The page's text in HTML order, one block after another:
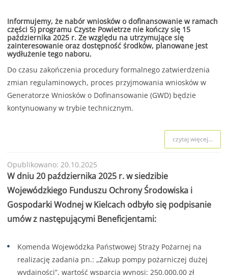
Informujemy, że nabór wniosków o dofinansowanie w ramach
części 5) programu Czyste Powietrze nie kończy się 15
października 2025 r. Ze względu na utrzymujące się
zainteresowanie oraz dostępność środków, planowane jest
wydłużenie tego naboru.
Do czasu zakończenia procedury formalnego zatwierdzenia
zmian regulaminowych, proces przyjmowania wniosków w
Generatorze Wniosków o Dofinansowanie (GWD) będzie
kontynuowany w trybie technicznym.
czytaj więcej...
Opublikowano: 20.10.2025
W dniu 20 października 2025 r. w siedzibie
Wojewódzkiego Funduszu Ochrony Środowiska i
Gospodarki Wodnej w Kielcach odbyło się podpisanie
umów z następującymi Beneficjentami:
Komenda Wojewódzka Państwowej Straży Pożarnej na
realizację zadania pn.: „Zakup pompy pożarniczej dużej
wydajności”, wartość wsparcia wynosi: 250.000,00 zł